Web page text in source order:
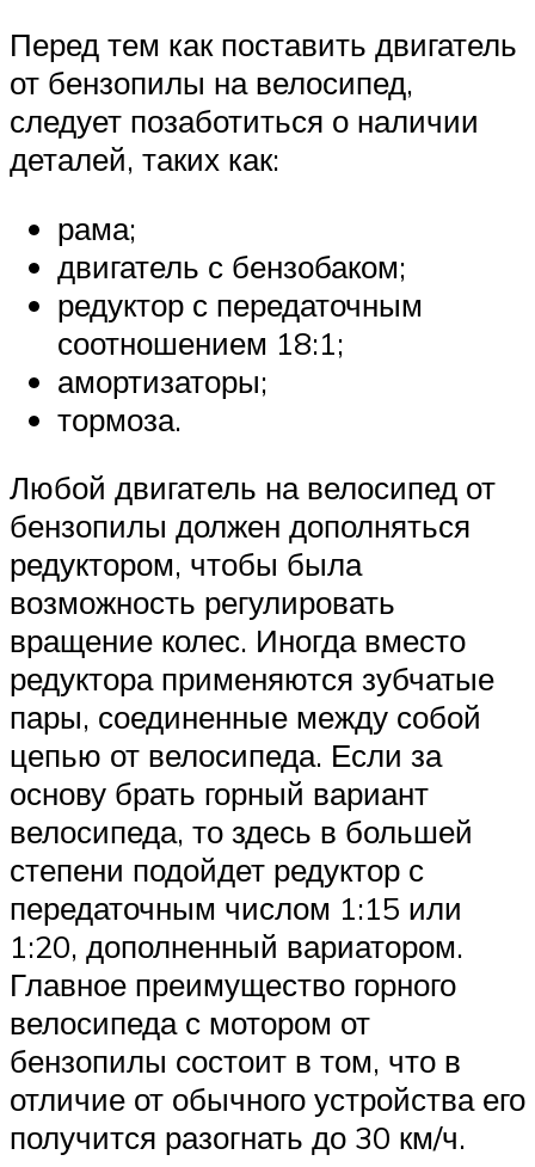
Перед тем как поставить двигатель
от бензопилы на велосипед,
следует позаботиться о наличии
деталей, таких как:
рама;
двигатель с бензобаком;
редуктор с передаточным
соотношением 18:1;
амортизаторы;
тормоза.
Любой двигатель на велосипед от
бензопилы должен дополняться
редуктором, чтобы была
возможность регулировать
вращение колес. Иногда вместо
редуктора применяются зубчатые
пары, соединенные между собой
цепью от велосипеда. Если за
основу брать горный вариант
велосипеда, то здесь в большей
степени подойдет редуктор с
передаточным числом 1:15 или
1:20, дополненный вариатором.
Главное преимущество горного
велосипеда с мотором от
бензопилы состоит в том, что в
отличие от обычного устройства его
получится разогнать до 30 км/ч.